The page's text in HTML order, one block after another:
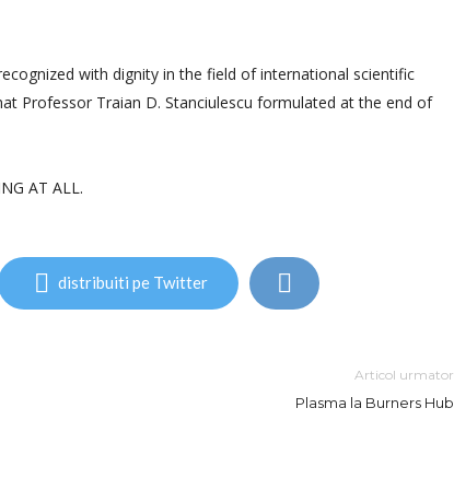
with dignity in the field of international scientific
Professor Traian D. Stanciulescu formulated at the end of
AT ALL.
distribuiti pe Twitter
Articol urmator
Plasma la Burners Hub